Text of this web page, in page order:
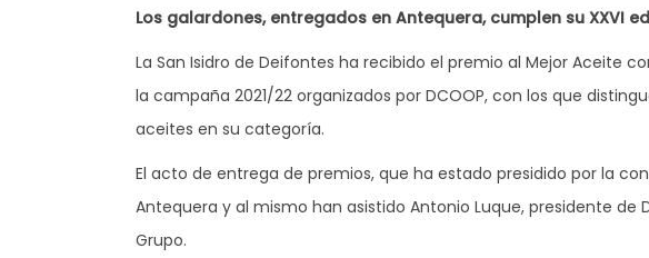
Los galardones, entregados en Antequera, cumplen su XXVI
La San Isidro de Deifontes ha recibido el premio al Mejor Aceite
la campaña 2021/22 organizados por DCOOP, con los que
aceites en su categoría.
El acto de entrega de premios, que ha estado presidido por la
Antequera y al mismo han asistido Antonio Luque, presidente de
Grupo.